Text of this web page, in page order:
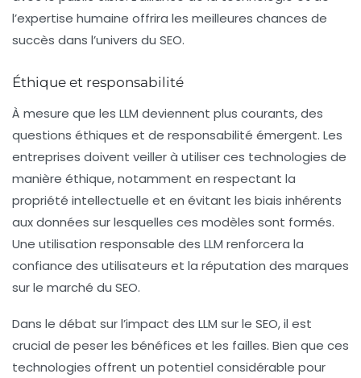
l’expertise humaine offrira les meilleures chances de
succès dans l’univers du SEO.
Éthique et responsabilité
À mesure que les LLM deviennent plus courants, des
questions éthiques et de responsabilité émergent. Les
entreprises doivent veiller à utiliser ces technologies de
manière éthique, notamment en respectant la
propriété intellectuelle et en évitant les biais inhérents
aux données sur lesquelles ces modèles sont formés.
Une utilisation responsable des LLM renforcera la
confiance des utilisateurs et la réputation des marques
sur le marché du SEO.
Dans le débat sur l’impact des LLM sur le SEO, il est
crucial de peser les bénéfices et les failles. Bien que ces
technologies offrent un potentiel considérable pour